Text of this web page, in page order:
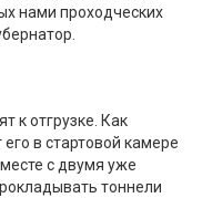
нами проходческих
к отгрузке. Как
в стартовой камере
с двумя уже
тоннели